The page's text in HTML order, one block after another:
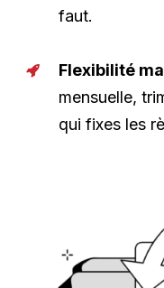
faut.
Flexibilité
mensuelle,
qui fixes les